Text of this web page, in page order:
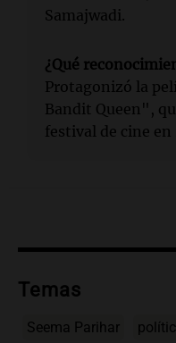
Samajwadi.
¿Qué
Protagonizó la
Bandit Queen",
festival de cine en
Temas
Seema Parihar